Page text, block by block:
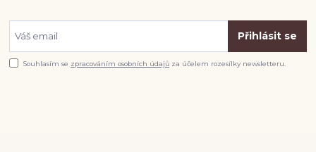
Přihlásit se
Souhlasím se zpracováním osobních údajů za účelem rozesílky newsletteru.